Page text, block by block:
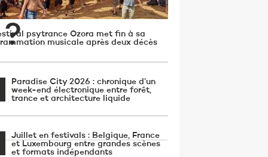
psytrance Ozora met fin à sa
musicale après deux décès
Paradise City 2026 : chronique d’un
week-end électronique entre forêt,
trance et architecture liquide
Juillet en festivals : Belgique, France
et Luxembourg entre grandes scènes
et formats indépendants